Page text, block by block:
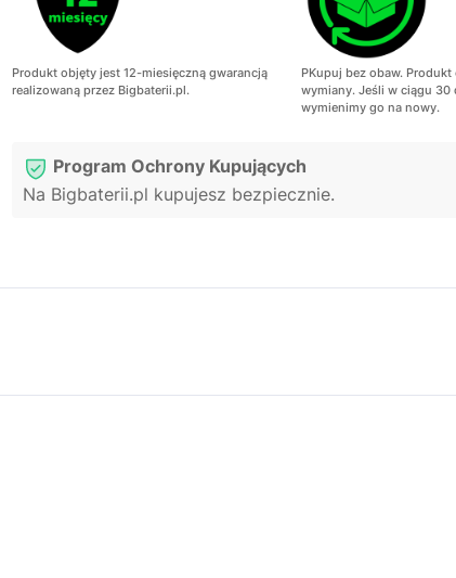
Produkt objęty jest 12-miesięczną gwarancją
realizowaną przez Bigbaterii.pl.
PKupuj bez obaw.
wymiany. Jeśli w ciągu 30
wymienimy go na nowy.
Program Ochrony Kupujących
Na Bigbaterii.pl kupujesz bezpiecznie.